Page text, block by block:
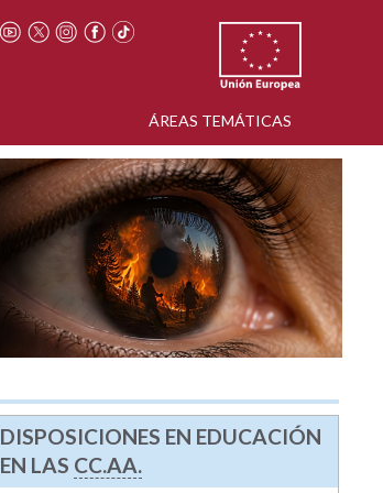
ÁREAS TEMÁTICAS
DISPOSICIONES EN EDUCACIÓN
EN LAS CC.AA.